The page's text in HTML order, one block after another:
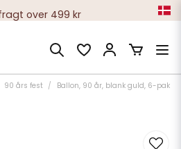
over 499 kr
af tilfredse kunder
90 års fest Ballon, 90 år, blank guld, 6-pak